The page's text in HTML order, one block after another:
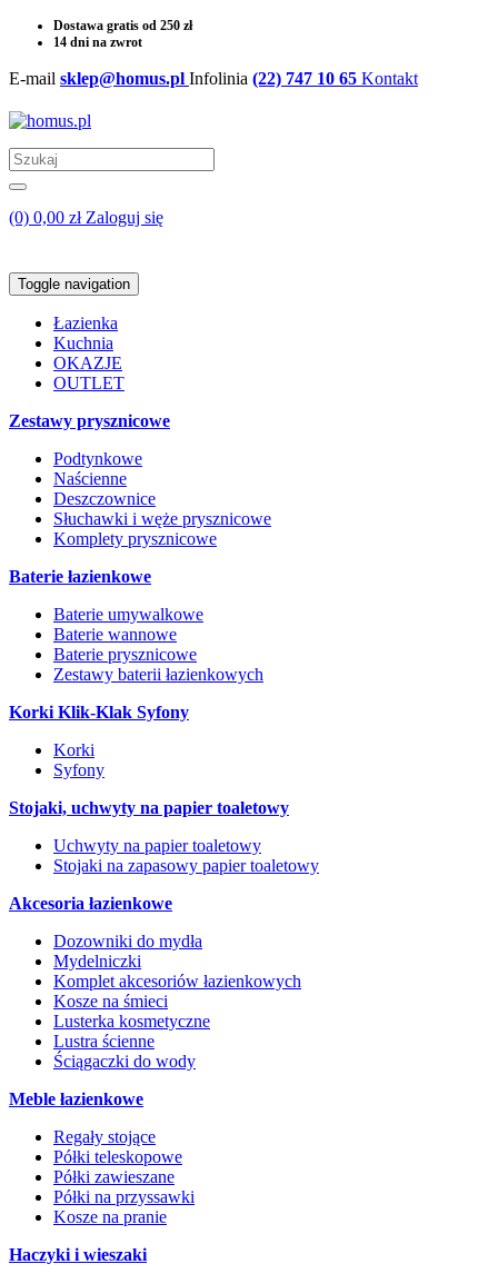
Dostawa gratis od 250 zł
14 dni na zwrot
E-mail sklep@homus.pl Infolinia (22) 747 10 65 Kontakt
(0) 0,00 zł Zaloguj się
Toggle navigation
Łazienka
Kuchnia
OKAZJE
OUTLET
Zestawy prysznicowe
Podtynkowe
Naścienne
Deszczownice
Słuchawki i węże prysznicowe
Komplety prysznicowe
Baterie łazienkowe
Baterie umywalkowe
Baterie wannowe
Baterie prysznicowe
Zestawy baterii łazienkowych
Korki Klik-Klak Syfony
Korki
Syfony
Stojaki, uchwyty na papier toaletowy
Uchwyty na papier toaletowy
Stojaki na zapasowy papier toaletowy
Akcesoria łazienkowe
Dozowniki do mydła
Mydelniczki
Komplet akcesoriów łazienkowych
Kosze na śmieci
Lusterka kosmetyczne
Lustra ścienne
Ściągaczki do wody
Meble łazienkowe
Regały stojące
Półki teleskopowe
Półki zawieszane
Półki na przyssawki
Kosze na pranie
Haczyki i wieszaki